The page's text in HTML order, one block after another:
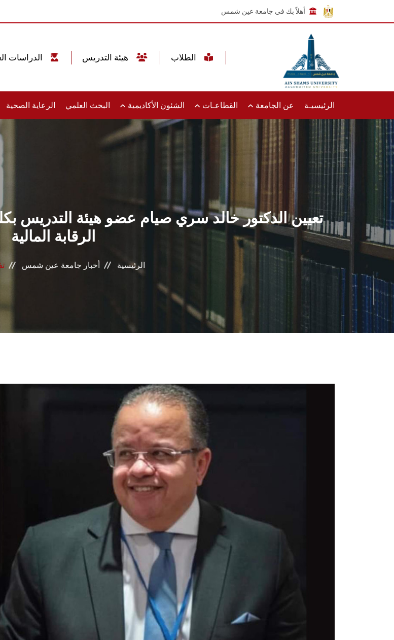
أهلاً بك في جامعة عين شمس
الرئيسيـة عن الجامعة القطاعـات الشئون الأكاديمية البحث العلمي الرعاية الصحية
تعيين الدكتور خالد سري صيام عضو هيئة التدريس
الرقابة المالية
الرئيسية أخبار جامعة عين شمس